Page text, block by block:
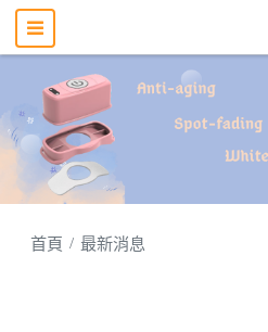
首頁 最新消息